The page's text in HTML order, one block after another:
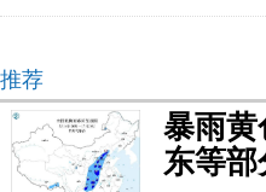
推荐
暴雨黄
东等